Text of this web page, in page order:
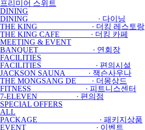
프리미어 스위트
DINING
DINING · 다이닝
THE KING · 더킹 레스토랑
THE KING CAFE · 더킹 카페
MEETING & EVENT
BANQUET · 연회장
FACILITIES
FACILITIES · 편의시설
JACKSON SAUNA · 잭슨사우나
THE MONGSANG DE · 더몽상드
FITNESS · 피트니스센터
7-ELEVEN · 편의점
SPECIAL OFFERS
ALL
PACKAGE · 패키지상품
EVENT · 이벤트